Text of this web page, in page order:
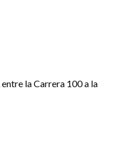
la Carrera 100 a la